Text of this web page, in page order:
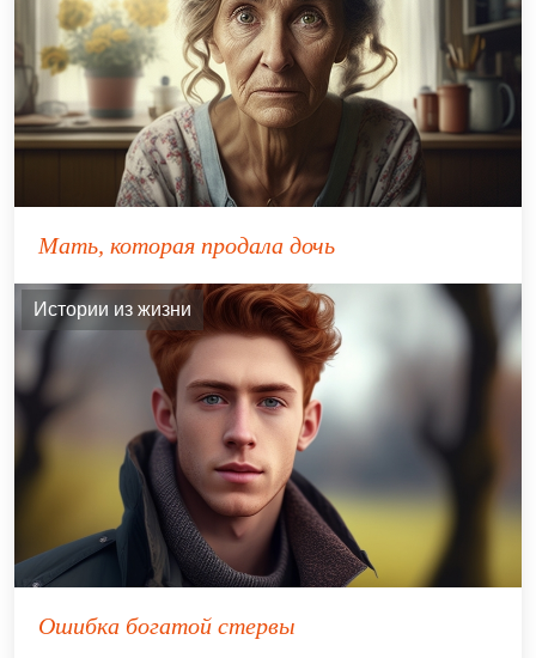
Мать, которая продала дочь
Истории из жизни
Ошибка богатой стервы